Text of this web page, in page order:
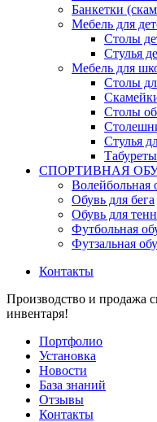
Банкетки
Мебель для
Столы
Стулья
Мебель для
Столы
Столы
Стулья
СПОРТИВНАЯ
Волейбольная
Обувь для бега
Обувь для
Футбольная
Футзальная
Контакты
Производство и продажа
инвентаря!
Портфолио
Установка
Новости
База знаний
Отзывы
Контакты